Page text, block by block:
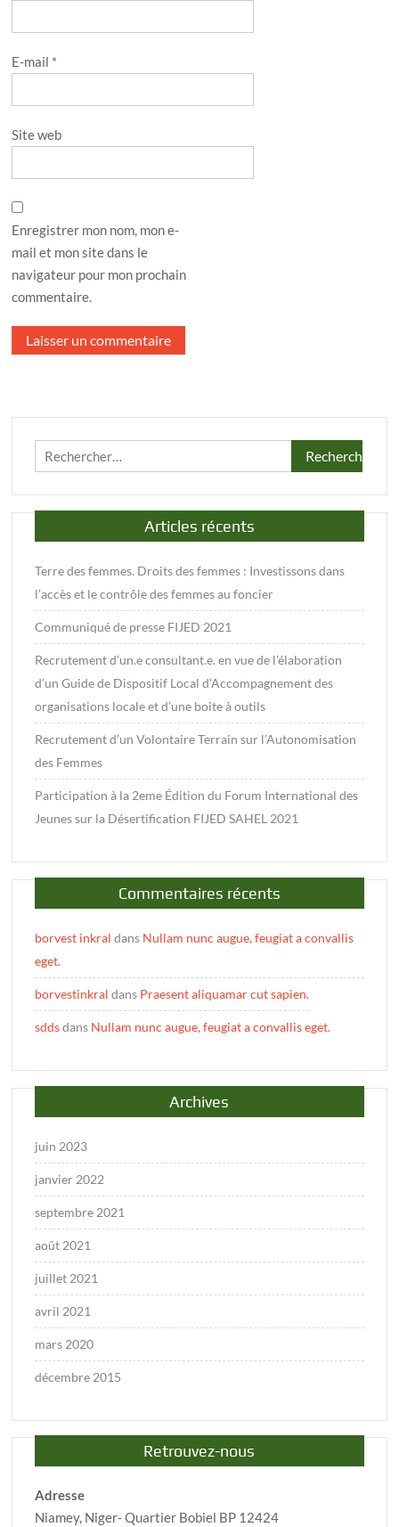
E-mail *
Site web
Enregistrer mon nom, mon e-
mail et mon site dans le
navigateur pour mon prochain
commentaire.
Rechercher :
Articles récents
Terre des femmes. Droits des femmes : Investissons dans
l’accès et le contrôle des femmes au foncier
Communiqué de presse FIJED 2021
Recrutement d’un.e consultant.e. en vue de l’élaboration
d’un Guide de Dispositif Local d’Accompagnement des
organisations locale et d’une boite à outils
Recrutement d’un Volontaire Terrain sur l’Autonomisation
des Femmes
Participation à la 2eme Édition du Forum International des
Jeunes sur la Désertification FIJED SAHEL 2021
Commentaires récents
borvest inkral dans Nullam nunc augue, feugiat a convallis
eget.
borvestinkral dans Praesent aliquamar cut sapien.
sddsdans Nullam nunc augue, feugiat a convallis eget.
Archives
juin 2023
janvier 2022
septembre 2021
août 2021
juillet 2021
avril 2021
mars 2020
décembre 2015
Retrouvez-nous
Adresse
Niamey, Niger- Quartier Bobiel BP 12424